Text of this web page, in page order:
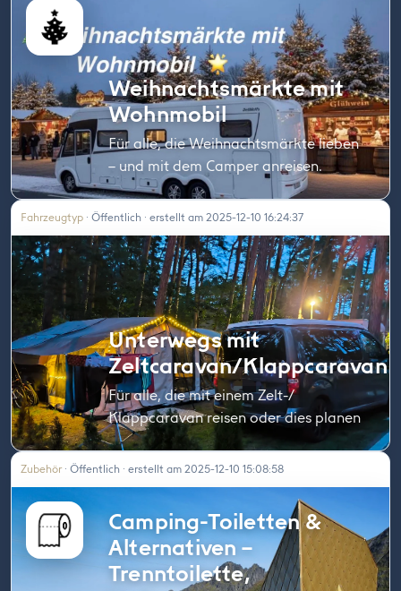
Weihnachtsmärkte mit
Wohnmobil
Für alle, die Weihnachtsmärkte lieben
– und mit dem Camper anreisen.
Fahrzeugtyp · Öffentlich · erstellt am 2025-12-10 16:24:37
Unterwegs mit
Zeltcaravan/Klappcaravan
Für alle, die mit einem Zelt-/
Klappcaravan reisen oder dies planen
Zubehör · Öffentlich · erstellt am 2025-12-10 15:08:58
Camping-Toiletten &
Alternativen –
Trenntoilette,